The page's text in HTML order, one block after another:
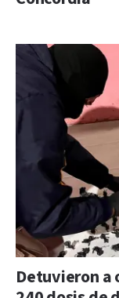
Detuvieron a